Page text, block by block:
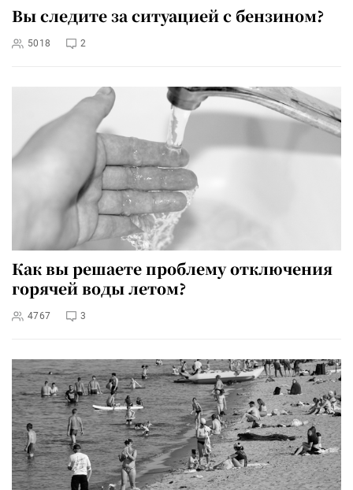
Вы следите за ситуацией с бензином?
5018 2
Как вы решаете проблему отключения
горячей воды летом?
4767 3